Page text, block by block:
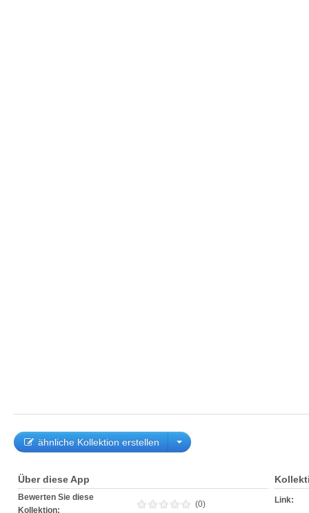
ähnliche Kollektion erstellen
Über diese App
Bewerten Sie diese
Kollektion:
(0) Link: